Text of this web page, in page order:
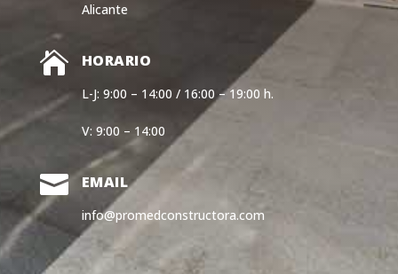
Alicante
 HORARIO
L-J: 9:00 – 14:00 / 16:00 – 19:00 h.
V: 9:00 – 14:00
 EMAIL
info@promedconstructora.com